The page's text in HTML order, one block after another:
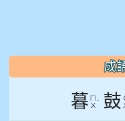
::: 成
暮 ㄇ
ㄨ ˋ 鼓